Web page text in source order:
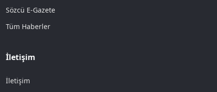
Sözcü E-Gazete
Tüm Haberler
İletişim
İletişim